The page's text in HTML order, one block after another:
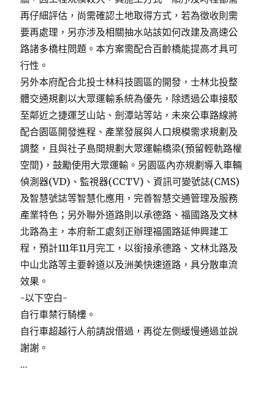
再仔細評估，尚需確認土地取得方式，若為徵收則需
要再處理，另亦涉及相關抽水站該如何改建及高速公
路諸多橋柱問題。本方案需配合百齡橋能提高才具可
行性。
另外本府配合北投士林科技園區的開發，士林北投整
體交通規劃以大眾運輸系統為優先，除透過公車接駁
至鄰近之捷運芝山站、劍潭站等站，未來公車路線將
配合園區開發進程、產業發展與人口規模需求規劃及
調整，且與社子島間規劃大眾運輸橋梁(預留輕軌路權
空間)，鼓勵使用大眾運輸。另園區內亦規劃導入車輛
偵測器(VD)、監視器(CCTV)、資訊可變號誌(CMS)
及智慧號誌等智慧化應用，完善智慧交通管理及服務
產業特色；另外聯外道路則以承德路、福國路及文林
北路為主，本府新工處刻正辦理福國路延伸興建工
程，預計111年11月完工，以銜接承德路、文林北路及
中山北路等主要幹道以及洲美快速道路，具分散車流
效果。
-以下空白-
自行車禁行騎樓。
自行車超越行人前請說借過，再從左側緩慢通過並說
謝謝。
…